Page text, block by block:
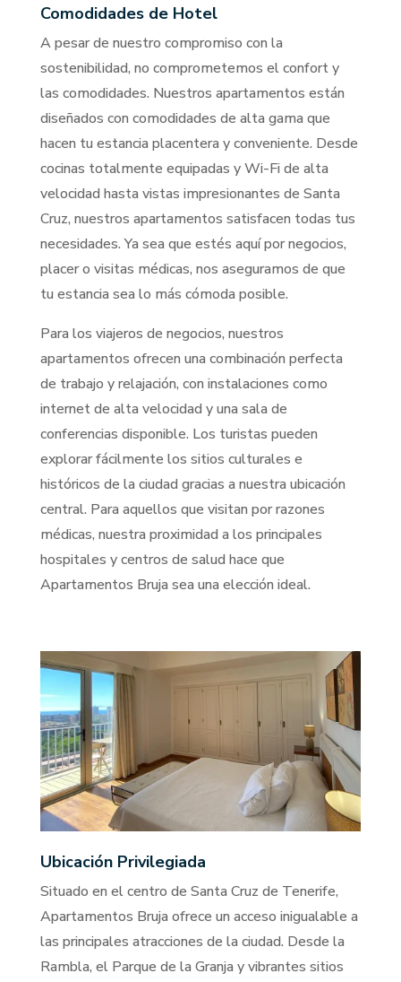
Comodidades de Hotel
A pesar de nuestro compromiso con la
sostenibilidad, no comprometemos el confort y
las comodidades. Nuestros apartamentos están
diseñados con comodidades de alta gama que
hacen tu estancia placentera y conveniente. Desde
cocinas totalmente equipadas y Wi-Fi de alta
velocidad hasta vistas impresionantes de Santa
Cruz, nuestros apartamentos satisfacen todas tus
necesidades. Ya sea que estés aquí por negocios,
placer o visitas médicas, nos aseguramos de que
tu estancia sea lo más cómoda posible​.
Para los viajeros de negocios, nuestros
apartamentos ofrecen una combinación perfecta
de trabajo y relajación, con instalaciones como
internet de alta velocidad y una sala de
conferencias disponible. Los turistas pueden
explorar fácilmente los sitios culturales e
históricos de la ciudad gracias a nuestra ubicación
central. Para aquellos que visitan por razones
médicas, nuestra proximidad a los principales
hospitales y centros de salud hace que
Apartamentos Bruja sea una elección ideal​.
Ubicación Privilegiada
Situado en el centro de Santa Cruz de Tenerife,
Apartamentos Bruja ofrece un acceso inigualable a
las principales atracciones de la ciudad. Desde la
Rambla, el Parque de la Granja y vibrantes sitios